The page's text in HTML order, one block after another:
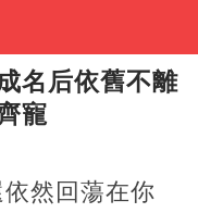
名后依舊不離
寵
然回蕩在你